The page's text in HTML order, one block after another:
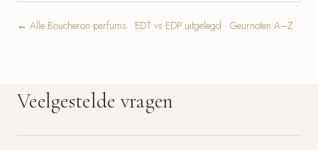
← Alle Boucheron parfums · EDT vs EDP uitgelegd · Geurnoten A–Z
Veelgestelde vragen